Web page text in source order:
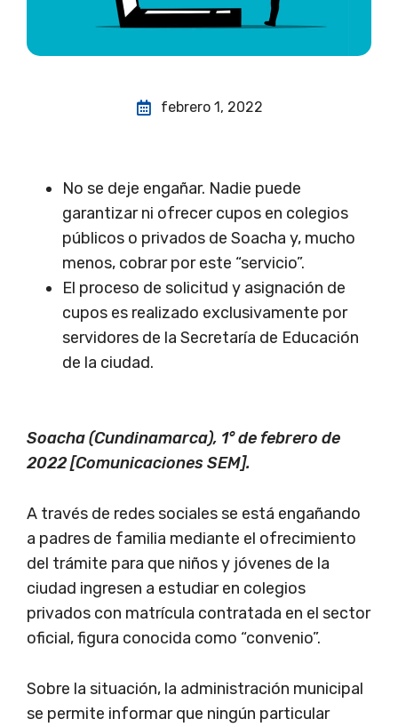
febrero 1, 2022
No se deje engañar. Nadie puede
garantizar ni ofrecer cupos en colegios
públicos o privados de Soacha y, mucho
menos, cobrar por este “servicio”.
El proceso de solicitud y asignación de
cupos es realizado exclusivamente por
servidores de la Secretaría de Educación
de la ciudad.
Soacha (Cundinamarca), 1° de febrero de
2022 [Comunicaciones SEM].
A través de redes sociales se está engañando
a padres de familia mediante el ofrecimiento
del trámite para que niños y jóvenes de la
ciudad ingresen a estudiar en colegios
privados con matrícula contratada en el sector
oficial, figura conocida como “convenio”.
Sobre la situación, la administración municipal
se permite informar que ningún particular